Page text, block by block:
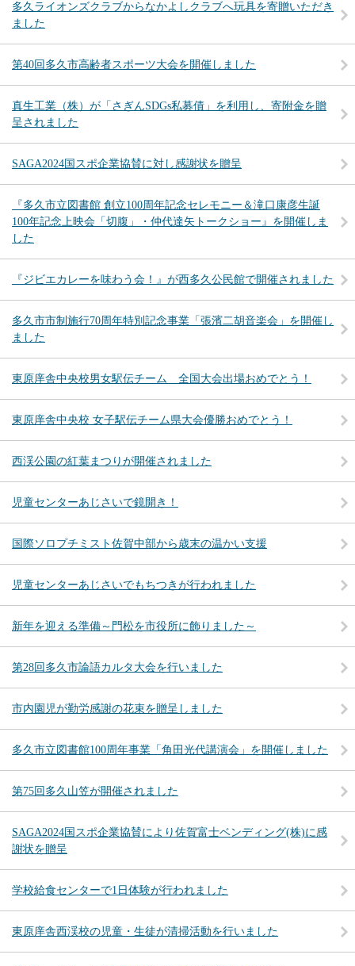
多久ライオンズクラブからなかよしクラブへ玩具を寄贈いただき
ました
第40回多久市高齢者スポーツ大会を開催しました
真生工業（株）が「さぎんSDGs私募債」を利用し、寄附金を贈
呈されました
SAGA2024国スポ企業協賛に対し感謝状を贈呈
『多久市立図書館 創立100周年記念セレモニー＆滝口康彦生誕
100年記念上映会「切腹」・仲代達矢トークショー』を開催しま
した
『ジビエカレーを味わう会！』が西多久公民館で開催されました
多久市市制施行70周年特別記念事業「張濱二胡音楽会」を開催し
ました
東原庠舎中央校男女駅伝チーム 全国大会出場おめでとう！
東原庠舎中央校 女子駅伝チーム県大会優勝おめでとう！
西渓公園の紅葉まつりが開催されました
児童センターあじさいで鏡開き！
国際ソロプチミスト佐賀中部から歳末の温かい支援
児童センターあじさいでもちつきが行われました
新年を迎える準備～門松を市役所に飾りました～
第28回多久市論語カルタ大会を行いました
市内園児が勤労感謝の花束を贈呈しました
多久市立図書館100周年事業「角田光代講演会」を開催しました
第75回多久山笠が開催されました
SAGA2024国スポ企業協賛により佐賀富士ベンディング(株)に感
謝状を贈呈
学校給食センターで1日体験が行われました
東原庠舎西渓校の児童・生徒が清掃活動を行いました